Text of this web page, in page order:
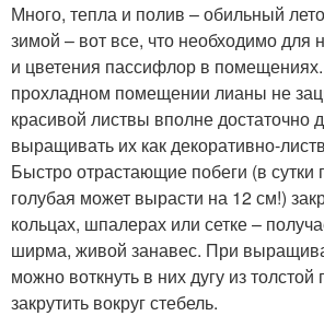
Много, тепла и полив – обильный
зимой – вот все, что необходимо для
и цветения пассифлор в
прохладном помещении лианы не
красивой листвы вполне достаточно
выращивать их как декоративно-
Быстро отрастающие побеги (в
голубая может вырасти на 12 см!)
кольцах, шпалерах или сетке –
ширма, живой занавес. При
можно воткнуть в них дугу из толстой
закрутить вокруг стебель.